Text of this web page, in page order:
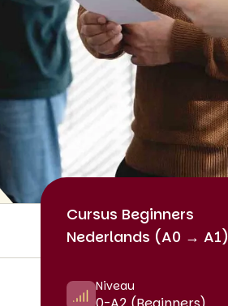
Cursus Beginners
Nederlands (A0 → A1)
Niveau